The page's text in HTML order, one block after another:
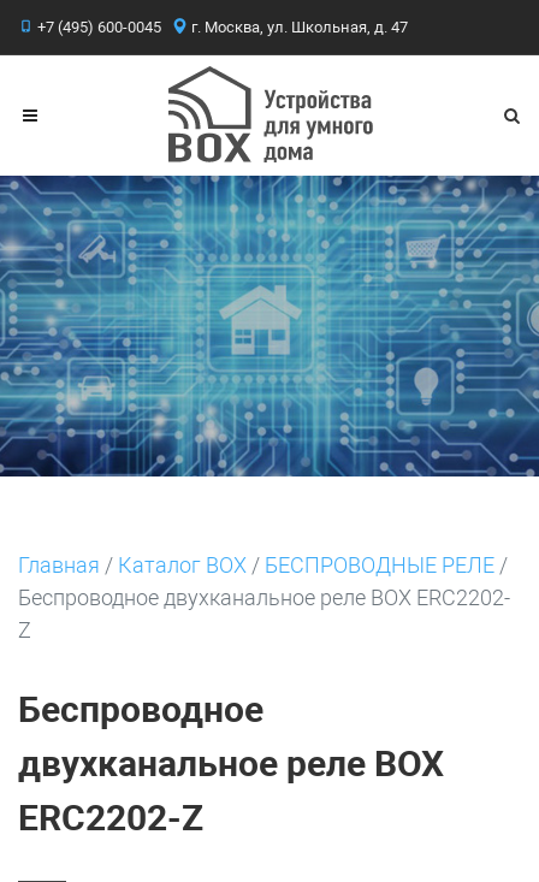
+7 (495) 600-0045 г. Москва, ул. Школьная, д. 47
Главная / Каталог BOX / БЕСПРОВОДНЫЕ РЕЛЕ /
Беспроводное двухканальное реле BOX ERC2202-
Z
Беспроводное
двухканальное реле BOX
ERC2202-Z